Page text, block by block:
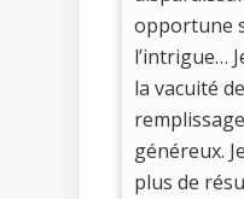
opportune
l’intrigue…
la vacuité
généreux.
plus de